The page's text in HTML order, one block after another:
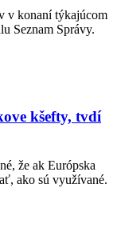
v konaní týkajúcom
Seznam Správy.
kšefty, tvdí
že ak Európska
ako sú využívané.